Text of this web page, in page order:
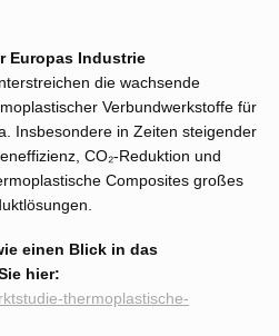
Europas Industrie
die wachsende
Verbundwerkstoffe für
Insbesondere in Zeiten steigender
CO₂-Reduktion und
Composites großes
einen Blick in das
hier:
thermoplastische-